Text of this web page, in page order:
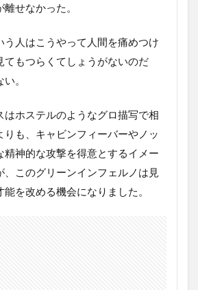
せなかった。
う人はこうやって人間を痛めつけ
てもつらくてしょうがないのだ
。
はホステルのようなグロ描写で相
りも、キャビンフィーバーやノッ
精神的な攻撃を得意とするイメー
、このグリーンインフェルノは見
を改める機会になりました。